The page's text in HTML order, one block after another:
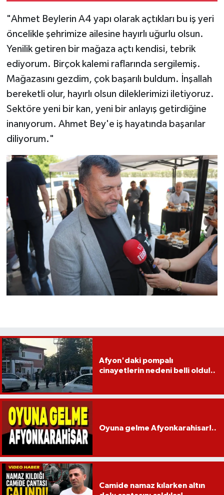
"Ahmet Beylerin A4 yapı olarak açtıkları bu iş yeri
öncelikle şehrimize ailesine hayırlı uğurlu olsun.
Yenilik getiren bir mağaza açtı kendisi, tebrik
ediyorum. Birçok kalemi raflarında sergilemiş.
Mağazasını gezdim, çok başarılı buldum. İnşallah
bereketli olur, hayırlı olsun dileklerimizi iletiyoruz.
Sektöre yeni bir kan, yeni bir anlayış getirdiğine
inanıyorum. Ahmet Bey'e iş hayatında başarılar
diliyorum."
Afyon'daki pompalı
cinayetlerin nedeni belli oldu!..
Oyuna gelme Afyonkarahisar!..
Camide namaz kılarken altın